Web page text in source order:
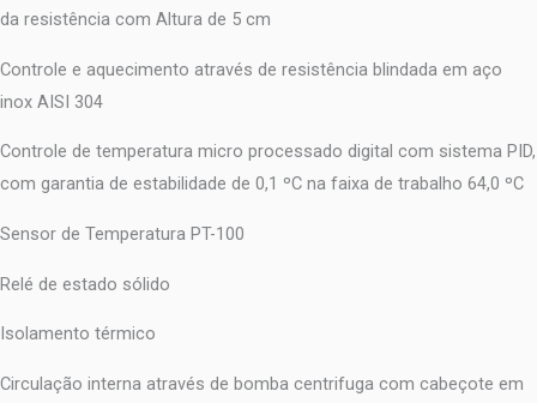
da resistência com Altura de 5 cm
Controle e aquecimento através de resistência blindada em aço
inox AISI 304
Controle de temperatura micro processado digital com sistema PID,
com garantia de estabilidade de 0,1 ºC na faixa de trabalho 64,0 ºC
Sensor de Temperatura PT-100
Relé de estado sólido
Isolamento térmico
Circulação interna através de bomba centrifuga com cabeçote em